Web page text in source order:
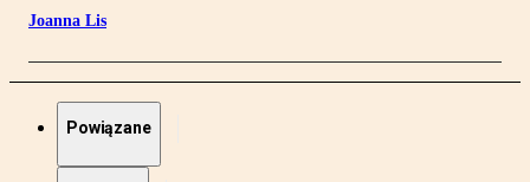
Joanna Lis
Powiązane